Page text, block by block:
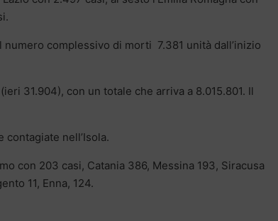
numero complessivo di morti 7.381 unità dall’inizio
31.904), con un totale che arriva a 8.015.801. Il
contagiate nell’Isola.
con 203 casi, Catania 386, Messina 193, Siracusa
11, Enna, 124.